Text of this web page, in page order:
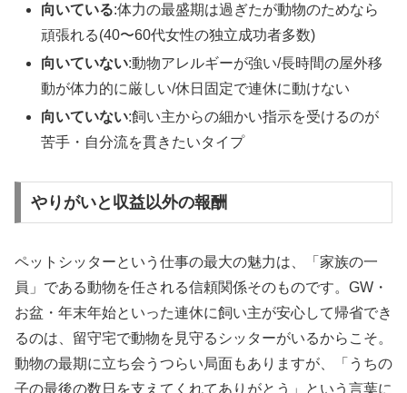
向いている:体力の最盛期は過ぎたが動物のためなら
頑張れる(40〜60代女性の独立成功者多数)
向いていない:動物アレルギーが強い/長時間の屋外移
動が体力的に厳しい/休日固定で連休に動けない
向いていない:飼い主からの細かい指示を受けるのが
苦手・自分流を貫きたいタイプ
やりがいと収益以外の報酬
ペットシッターという仕事の最大の魅力は、「家族の一
員」である動物を任される信頼関係そのものです。GW・
お盆・年末年始といった連休に飼い主が安心して帰省でき
るのは、留守宅で動物を見守るシッターがいるからこそ。
動物の最期に立ち会うつらい局面もありますが、「うちの
子の最後の数日を支えてくれてありがとう」という言葉に